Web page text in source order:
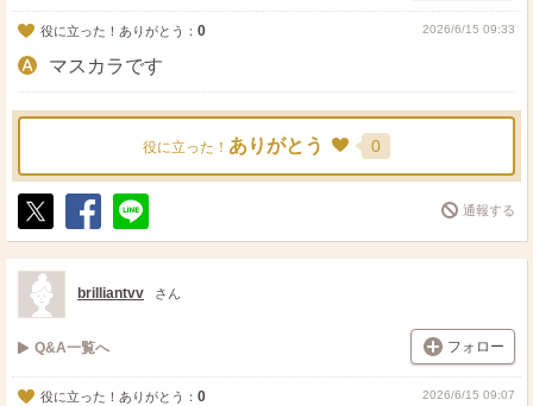
役に立った！ありがとう： 0 2026/6/15 09:33
マスカラです
役に立った！ ありがとう 0
ポ
ス
ト
シ
ェ
送
る
通報する
brilliantvv さん
Q&A一覧へ フォロー
役に立った！ありがとう： 0 2026/6/15 09:07